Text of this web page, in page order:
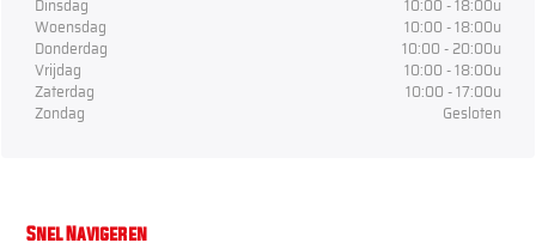
Dinsdag
10:00 - 18:00u
Woensdag
10:00 - 18:00u
Donderdag
10:00 - 20:00u
Vrijdag
10:00 - 18:00u
Zaterdag
10:00 - 17:00u
Zondag
Gesloten
Snel Navigeren